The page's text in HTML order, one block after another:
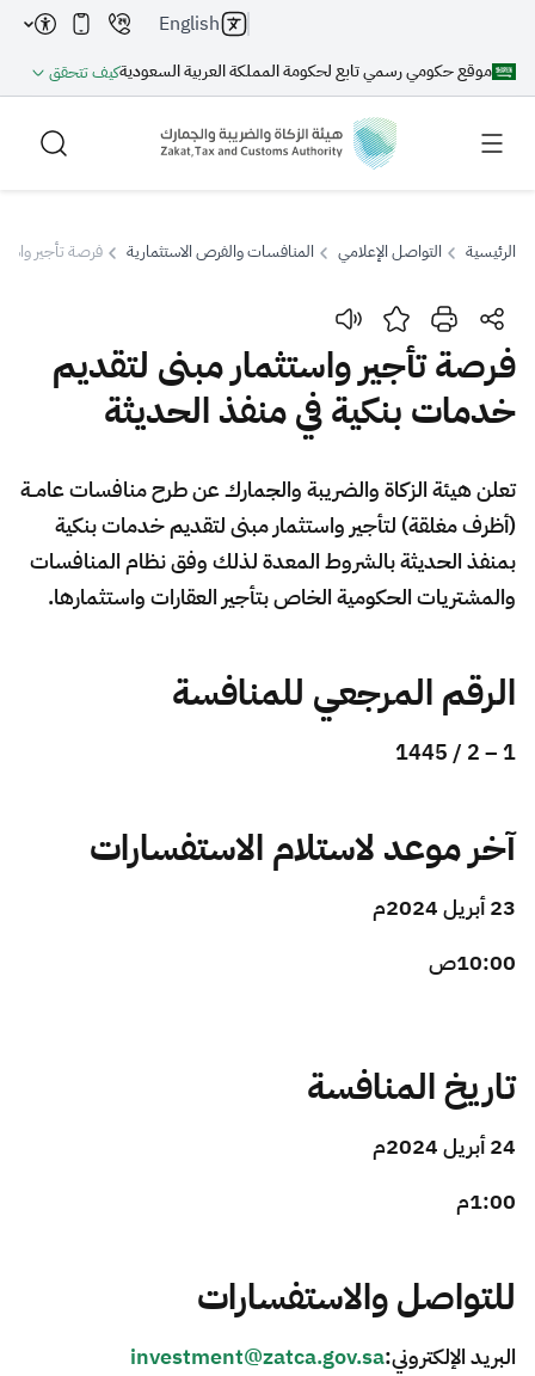
موقع حكومي رسمي تابع لحكومة المملكة العربية السعوديةكيف تتحقق
English
بحث
بحث بحث AI
اقتراحات
الزكاة الجمارك
ضريبة القيمة المضافة
الإقرار الضريبي
التصرفات العقارية
الرئيسية التواصل الإعلامي المنافسات والفرص الاستثمارية فرصة تأجير
فرصة تأجير واستثمار مبنى لتقديم
خدمات بنكية في منفذ الحديثة
​​​​​​تعلن هيئة الزكاة والضريبة والجمارك عن طرح منافسات عامــة
(أظرف مغلقة) لتأجير واستثمار مبنى لتقديم خدمات بنكية
بمنفذ الحديثة بالشروط المعدة لذلك وفق نظام المنافسات
والمشتريات الحكومية الخاص بتأجير العقارات واستثمارها.
الرقم المرجعي للمنافسة
1 – 2 / 1445
آخر موعد لاستلام الاستفسارات
23 أبريل 2024م
10:00ص
تاريخ المنافسة
24 أبريل 2024م
1:00م​
للتواصل والاستفسارات
البريد الإلكتروني:investment@zatca.gov.sa